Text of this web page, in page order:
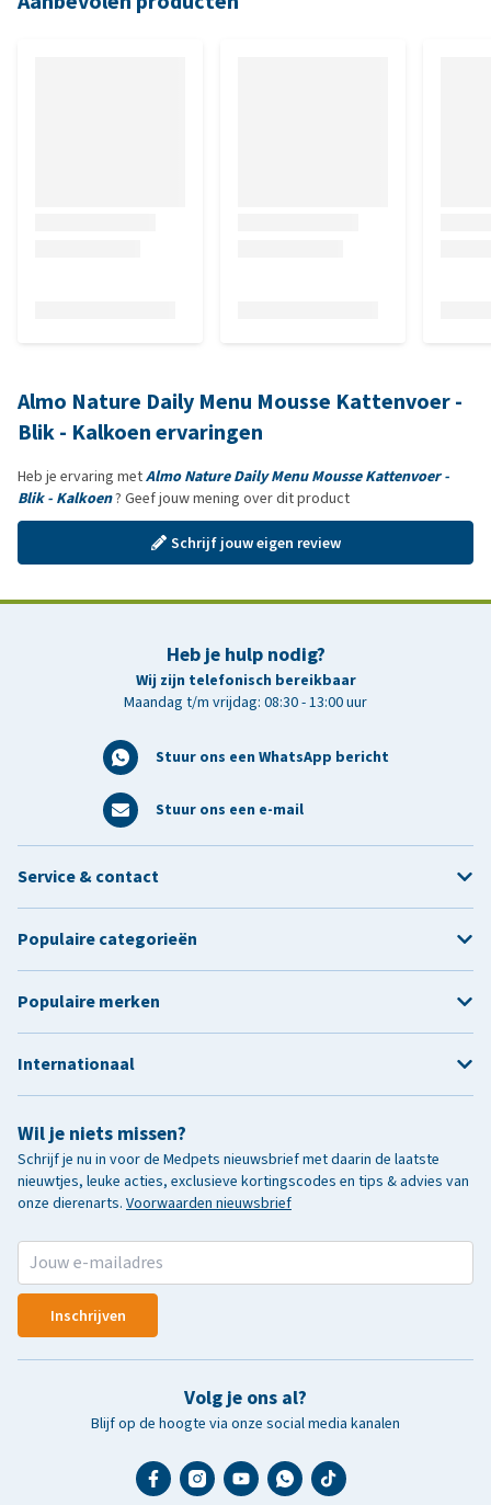
Almo Nature Daily Menu Mousse Kattenvoer -
Blik - Kalkoen ervaringen
Heb je ervaring metAlmo Nature Daily Menu Mousse Kattenvoer -
Blik - Kalkoen? Geef jouw mening over dit product
Schrijf jouw eigen review
Heb je hulp nodig?
Wij zijn telefonisch bereikbaar
Maandag t/m vrijdag: 08:30 - 13:00 uur
Stuur ons een WhatsApp bericht
Stuur ons een e-mail
Wil je niets missen?
Schrijf je nu in voor de Medpets nieuwsbrief met daarin de laatste
nieuwtjes, leuke acties, exclusieve kortingscodes en tips & advies van
onze dierenarts. Voorwaarden nieuwsbrief
Inschrijven
Volg je ons al?
Blijf op de hoogte via onze social media kanalen
Service & contact
Populaire categorieën
Populaire merken
Internationaal